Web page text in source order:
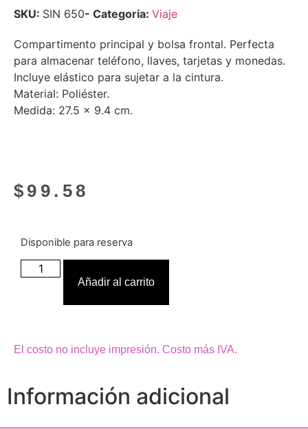
SKU: SIN 650- Categoria: Viaje
Compartimento principal y bolsa frontal. Perfecta
para almacenar teléfono, llaves, tarjetas y monedas.
Incluye elástico para sujetar a la cintura.
Material: Poliéster.
Medida: 27.5 x 9.4 cm.
$ 99.58
Disponible para reserva
Añadir al carrito
El costo no incluye impresión. Costo más IVA.
Información adicional